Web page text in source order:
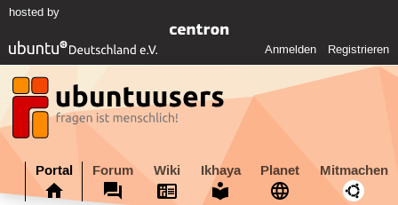
hosted by
Anmelden Registrieren
Portal Forum Wiki Ikhaya Planet Mitmachen